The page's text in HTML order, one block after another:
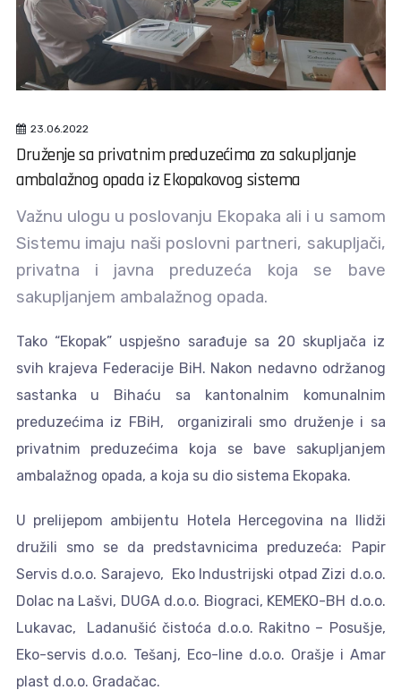
23.06.2022
Druženje sa privatnim preduzećima za sakupljanje
ambalažnog opada iz Ekopakovog sistema
Važnu ulogu u poslovanju Ekopaka ali i u samom
Sistemu imaju naši poslovni partneri, sakupljači,
privatna i javna preduzeća koja se bave
sakupljanjem ambalažnog opada.
Tako “Ekopak” uspješno sarađuje sa 20 skupljača iz
svih krajeva Federacije BiH. Nakon nedavno održanog
sastanka u Bihaću sa kantonalnim komunalnim
preduzećima iz FBiH, organizirali smo druženje i sa
privatnim preduzećima koja se bave sakupljanjem
ambalažnog opada, a koja su dio sistema Ekopaka.
U prelijepom ambijentu Hotela Hercegovina na Ilidži
družili smo se da predstavnicima preduzeća: Papir
Servis d.o.o. Sarajevo, Eko Industrijski otpad Zizi d.o.o.
Dolac na Lašvi, DUGA d.o.o. Biograci, KEMEKO-BH d.o.o.
Lukavac, Ladanušić čistoća d.o.o. Rakitno – Posušje,
Eko-servis d.o.o. Tešanj, Eco-line d.o.o. Orašje i Amar
plast d.o.o. Gradačac.